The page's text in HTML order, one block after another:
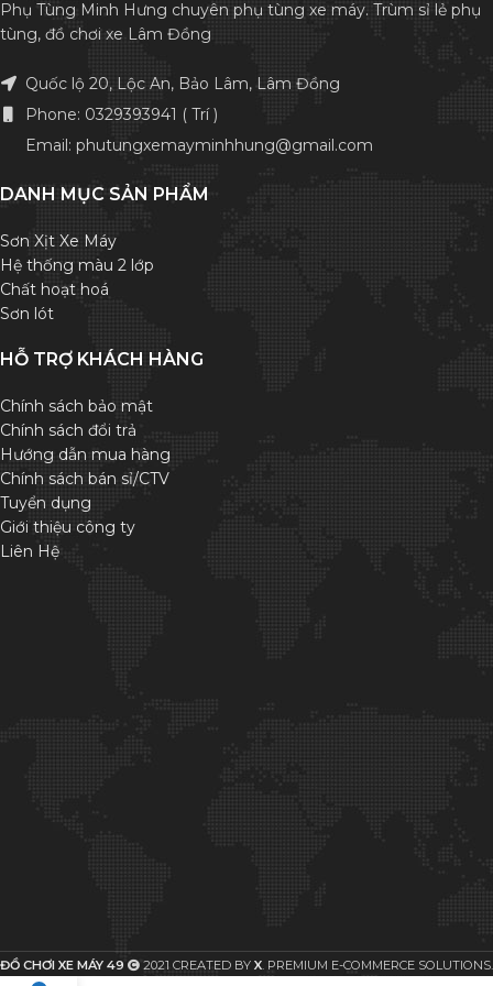
Phụ Tùng Minh Hưng chuyên phụ tùng xe máy. Trùm sỉ lẻ phụ
tùng, đồ chơi xe Lâm Đồng
Quốc lộ 20, Lộc An, Bảo Lâm, Lâm Đồng
Phone: 0329393941 ( Trí )
Email: phutungxemayminhhung@gmail.com
DANH MỤC SẢN PHẨM
Sơn Xịt Xe Máy
Hệ thống màu 2 lớp
Chất hoạt hoá
Sơn lót
HỖ TRỢ KHÁCH HÀNG
Chính sách bảo mật
Chính sách đổi trả
Hướng dẫn mua hàng
Chính sách bán sỉ/CTV
Tuyển dụng
Giới thiệu công ty
Liên Hệ
ĐỒ CHƠI XE MÁY 49 2021 CREATED BY X . PREMIUM E-COMMERCE SOLUTIONS.